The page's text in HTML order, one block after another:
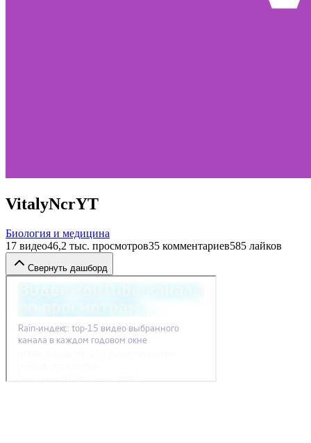
VitalyNcrYT
Биология и медицина
17 видео46,2 тыс. просмотров35 комментариев585 лайков
Свернуть дашборд